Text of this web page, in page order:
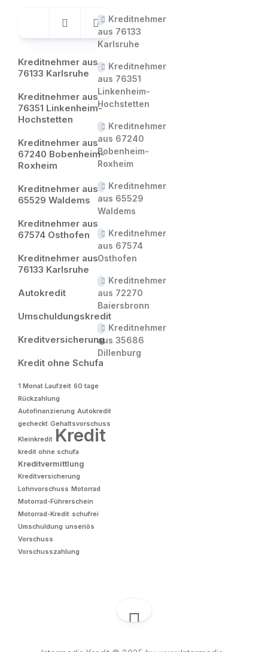
Kreditnehmer aus
76133 Karlsruhe
Kreditnehmer aus
76351 Linkenheim-
Hochstetten
Kreditnehmer aus
67240 Bobenheim-
Roxheim
Kreditnehmer aus
65529 Waldems
Kreditnehmer aus
67574 Osthofen
Kreditnehmer aus
76133 Karlsruhe
Autokredit
Umschuldungskredit
Kreditversicherung
Kredit ohne Schufa
1 Monat Laufzeit 60 tage
Rückzahlung
Autofinanzierung Autokredit
gecheckt Gehaltsvorschuss
Kleinkredit Kredit
kredit ohne schufa
Kreditvermittlung
Kreditversicherung
Lohnvorschuss Motorrad
Motorrad-Führerschein
Motorrad-Kredit schufrei
Umschuldung unseriös
Vorschuss
Vorschusszahlung
Kreditnehmer
aus 76133
Karlsruhe
Kreditnehmer
aus 76351
Linkenheim-
Hochstetten
Kreditnehmer
aus 67240
Bobenheim-
Roxheim
Kreditnehmer
aus 65529
Waldems
Kreditnehmer
aus 67574
Osthofen
Kreditnehmer
aus 72270
Baiersbronn
Kreditnehmer
aus 35686
Dillenburg